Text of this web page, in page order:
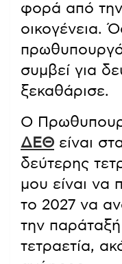
φορά από
οικογένεια.
συμβεί για
ξεκαθάρισε.
Ο
ΔΕΘ είναι
δεύτερης
μου είναι να
το 2027 να
την
τετραετία,